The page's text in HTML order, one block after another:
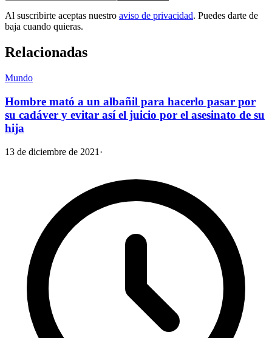
Al suscribirte aceptas nuestro aviso de privacidad. Puedes darte de
baja cuando quieras.
Relacionadas
Mundo
Hombre mató a un albañil para hacerlo pasar por
su cadáver y evitar así el juicio por el asesinato de su
hija
13 de diciembre de 2021 ·